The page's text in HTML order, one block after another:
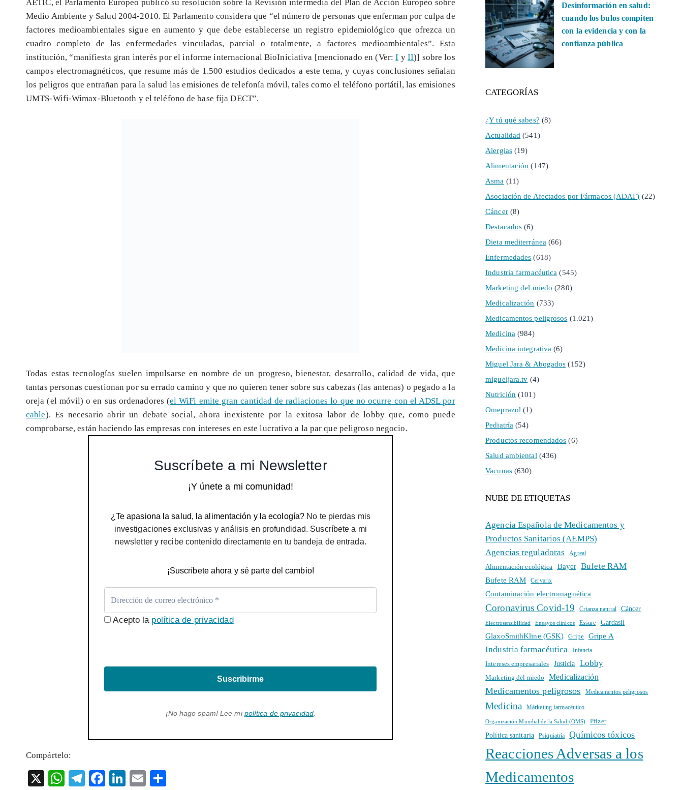
AETIC, el Parlamento Europeo publicó su resolución sobre la Revisión intermedia del Plan de Acción Europeo sobre
Medio Ambiente y Salud 2004-2010. El Parlamento considera que “el número de personas que enferman por culpa de
factores medioambientales sigue en aumento y que debe establecerse un registro epidemiológico que ofrezca un
cuadro completo de las enfermedades vinculadas, parcial o totalmente, a factores medioambientales”. Esta
institución, “manifiesta gran interés por el informe internacional BioIniciativa [mencionado en (Ver:I y II)] sobre los
campos electromagnéticos, que resume más de 1.500 estudios dedicados a este tema, y cuyas conclusiones señalan
los peligros que entrañan para la salud las emisiones de telefonía móvil, tales como el teléfono portátil, las emisiones
UMTS-Wifi-Wimax-Bluetooth y el teléfono de base fija DECT”.
Todas estas tecnologías suelen impulsarse en nombre de un progreso, bienestar, desarrollo, calidad de vida, que
tantas personas cuestionan por su errado camino y que no quieren tener sobre sus cabezas (las antenas) o pegado a la
oreja (el móvil) o en sus ordenadores (el WiFi emite gran cantidad de radiaciones lo que no ocurre con el ADSL por
cable). Es necesario abrir un debate social, ahora inexistente por la exitosa labor de lobby que, como puede
comprobarse, están haciendo las empresas con intereses en este lucrativo a la par que peligroso negocio.
Suscríbete a mi Newsletter
¡Y únete a mi comunidad!
¿Te apasiona la salud, la alimentación y la ecología? No te pierdas mis
investigaciones exclusivas y análisis en profundidad. Suscríbete a mi
newsletter y recibe contenido directamente en tu bandeja de entrada.
¡Suscríbete ahora y sé parte del cambio!
Acepto la política de privacidad
Suscribirme
¡No hago spam! Lee mipolítica de privacidad.
Compártelo:
X
W
T
F
Li
E
Desinformación en salud:
cuando los bulos compiten
con la evidencia y con la
confianza pública
CATEGORÍAS
¿Y tú qué sabes? (8)
Actualidad (541)
Alergias(19)
Alimentación (147)
Asma (11)
Asociación de Afectados por Fármacos (ADAF) (22)
Cáncer(8)
Destacados (6)
Dieta mediterránea (66)
Enfermedades (618)
Industria farmacéutica (545)
Marketing del miedo (280)
Medicalización (733)
Medicamentos peligrosos (1.021)
Medicina (984)
Medicina integrativa (6)
Miguel Jara & Abogados (152)
migueljara.tv (4)
Nutrición (101)
Omeprazol (1)
Pediatría (54)
Productos recomendados (6)
Salud ambiental (436)
Vacunas(630)
NUBE DE ETIQUETAS
Agencia Española de Medicamentos y
Productos Sanitarios (AEMPS)
Agencias reguladoras
Agreal
Alimentación ecológica Bayer Bufete RAM
Bufete RAM Cervarix
Contaminación electromagnética
Coronavirus Covid-19 Crianza natural Cáncer
Electrosensibilidad Ensayos clínicos Essure Gardasil
GlaxoSmithKline (GSK) Gripe Gripe A
Industria farmacéutica Infancia
Intereses empresariales Justicia Lobby
Marketing del miedo Medicalización
Medicamentos peligrosos Medicamentos peligrosos
Medicina Márketing farmacéutico
Organización Mundial de la Salud (OMS) Pfizer
Política sanitaria Psiquiatría Químicos tóxicos
Reacciones Adversas a los
Medicamentos